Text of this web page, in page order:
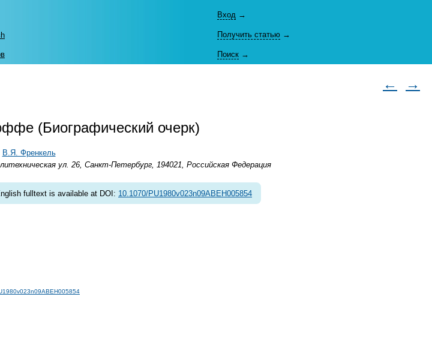
Вход →
Получить статью →
Поиск →
← →
(Биографический очерк)
В.Я. Френкель
ул. 26, Санкт-Петербург, 194021, Российская Федерация
fulltext is available at DOI: 10.1070/PU1980v023n09ABEH005854